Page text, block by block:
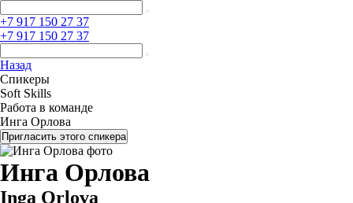
+7 917 150 27 37
+7 917 150 27 37
Назад
Спикеры
Soft Skills
Работа в команде
Инга Орлова
Пригласить этого спикера
Инга Орлова
Inga Orlova